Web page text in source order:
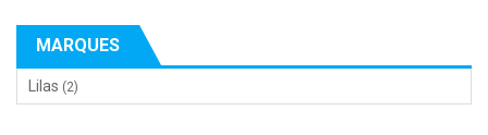
MARQUES
Lilas (2)